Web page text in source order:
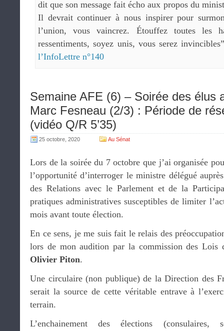
dit que son message fait écho aux propos du
Il devrait continuer à nous inspirer pour
l’union, vous vaincrez. Étouffez toutes les
ressentiments, soyez unis, vous serez
l’InfoLettre n°140
Semaine AFE (6) – Soirée des élus
Marc Fesneau (2/3) : Période de
(vidéo Q/R 5’35)
25 octobre, 2020 Au Sénat
Lors de la soirée du 7 octobre que j’ai organisée
l’opportunité d’interroger le ministre délégué
des Relations avec le Parlement et de la
pratiques administratives susceptibles de limiter
mois avant toute élection.
En ce sens, je me suis fait le relais des
lors de mon audition par la commission des Lois
Olivier Piton.
Une circulaire (non publique) de la Direction des
serait la source de cette véritable entrave à
terrain.
L’enchainement des élections (consulaires,